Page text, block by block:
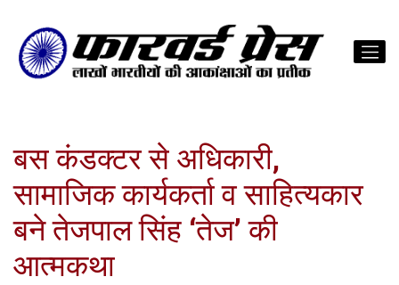
बस कंडक्टर से अधिकारी,
सामाजिक कार्यकर्ता व साहित्यकार
बने तेजपाल सिंह ‘तेज’ की
आत्मकथा